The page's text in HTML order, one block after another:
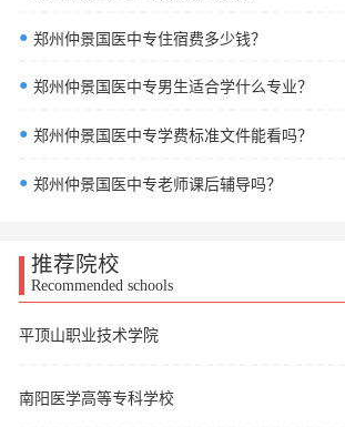
● 郑州仲景国医中专住宿费多少钱？
● 郑州仲景国医中专男生适合学什么专业？
● 郑州仲景国医中专学费标准文件能看吗？
● 郑州仲景国医中专老师课后辅导吗？
推荐院校
Recommended schools
平顶山职业技术学院
南阳医学高等专科学校